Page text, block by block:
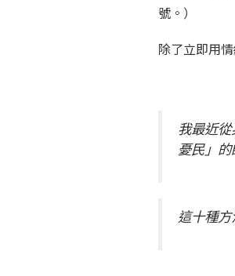
號。）
除了立即用
我最近
憂民」
這十種